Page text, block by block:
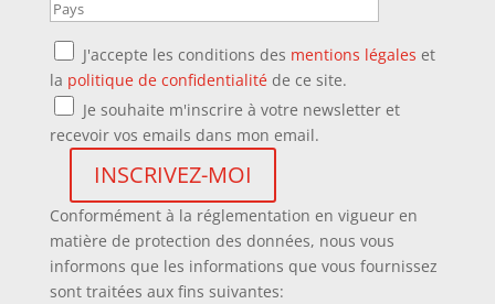
J'accepte les conditions des mentions légales et
la politique de confidentialitéde ce site.
Je souhaite m'inscrire à votre newsletter et
recevoir vos emails dans mon email.
Conformément à la réglementation en vigueur en
matière de protection des données, nous vous
informons que les informations que vous fournissez
sont traitées aux fins suivantes: